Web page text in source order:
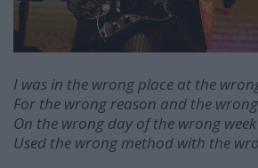
I was in the wrong place at the
For the wrong reason and the
On the wrong day of the wrong week
Used the wrong method with the